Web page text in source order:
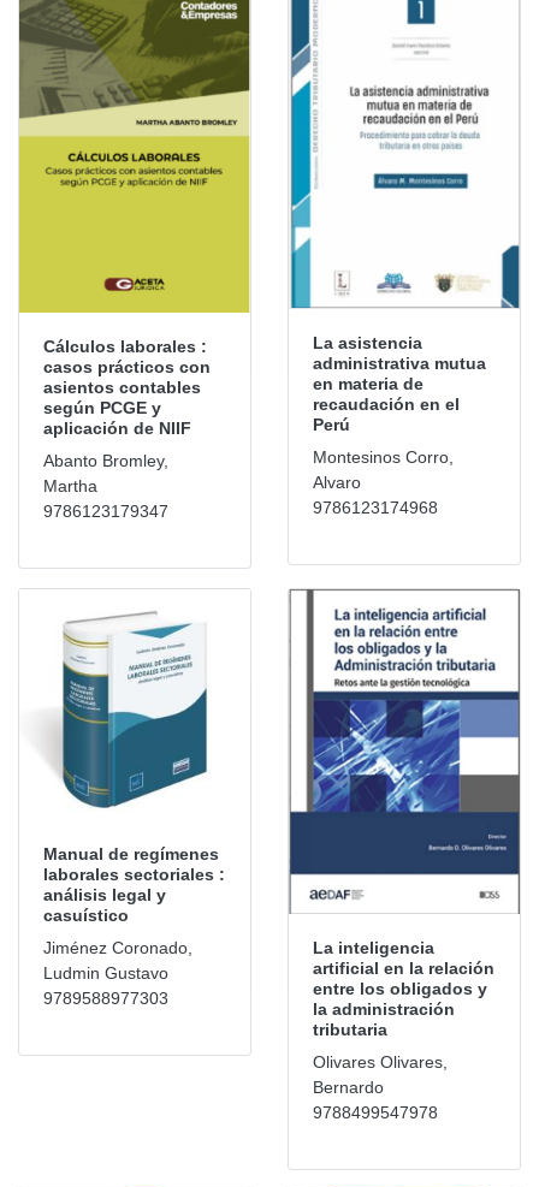
Cálculos laborales :
casos prácticos con
asientos contables
según PCGE y
aplicación de NIIF
Abanto Bromley,
Martha
9786123179347
La asistencia
administrativa mutua
en materia de
recaudación en el
Perú
Montesinos Corro,
Alvaro
9786123174968
Manual de regímenes
laborales sectoriales :
análisis legal y
casuístico
Jiménez Coronado,
Ludmin Gustavo
9789588977303
La inteligencia
artificial en la relación
entre los obligados y
la administración
tributaria
Olivares Olivares,
Bernardo
9788499547978